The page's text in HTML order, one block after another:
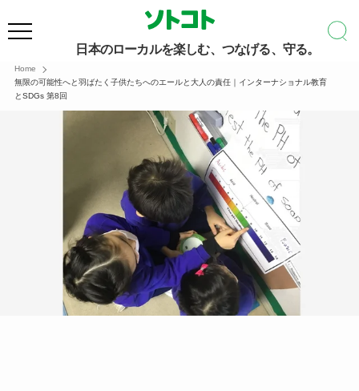
日本のローカルを楽しむ、つなげる、守る。
Home
無限の可能性へと羽ばたく子供たちへのエールと大人の責任｜インターナショナル教育
とSDGs 第8回